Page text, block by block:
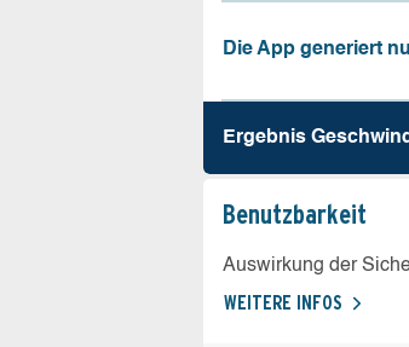
Die App generiert
Ergebnis
Benutz­barkeit
Auswirkung der
WEITERE INFOS